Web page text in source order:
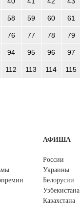
58 59 60 61
76 77 78 79
94 95 96 97
112 113 114 115
АФИША
России
Украины
Белорусии
Узбекистана
Казахстана